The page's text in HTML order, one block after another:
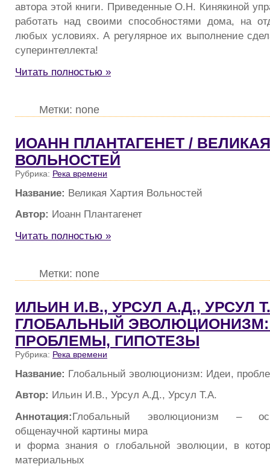
автора этой книги. Приведенные О.Н. Кинякиной
работать над своими способностями дома, на
любых условиях. А регулярное их выполнение
суперинтеллекта!
Читать полностью »
Метки: none
ИОАНН ПЛАНТАГЕНЕТ /
ВОЛЬНОСТЕЙ
Рубрика: Река времени
Название: Великая Хартия Вольностей
Автор: Иоанн Плантагенет
Читать полностью »
Метки: none
ИЛЬИН И.В., УРСУЛ А.Д., УРСУЛ
ГЛОБАЛЬНЫЙ ЭВОЛЮЦИОНИЗМ:
ПРОБЛЕМЫ, ГИПОТЕЗЫ
Рубрика: Река времени
Название: Глобальный эволюционизм: Идеи,
Автор: Ильин И.В., Урсул А.Д., Урсул Т.А.
Аннотация:Глобальный эволюционизм –
общенаучной картины мира
и форма знания о глобальной эволюции, в
материальных